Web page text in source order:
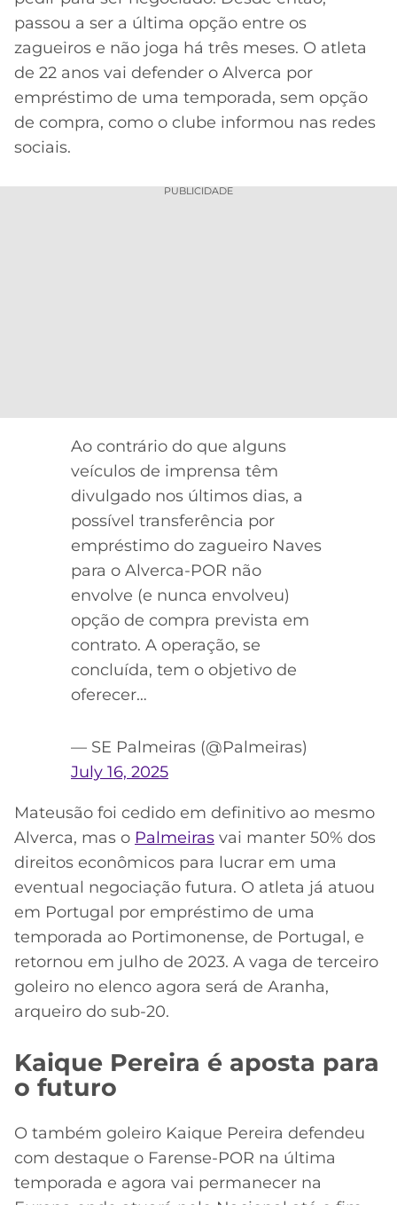
passou a ser a última opção entre os
zagueiros e não joga há três meses. O atleta
de 22 anos vai defender o Alverca por
empréstimo de uma temporada, sem opção
de compra, como o clube informou nas redes
sociais.
PUBLICIDADE
Ao contrário do que alguns
veículos de imprensa têm
divulgado nos últimos dias, a
possível transferência por
empréstimo do zagueiro Naves
para o Alverca-POR não
envolve (e nunca envolveu)
opção de compra prevista em
contrato. A operação, se
concluída, tem o objetivo de
oferecer…
— SE Palmeiras (@Palmeiras)
July 16, 2025
Mateusão foi cedido em definitivo ao mesmo
Alverca, mas o Palmeiras vai manter 50% dos
direitos econômicos para lucrar em uma
eventual negociação futura. O atleta já atuou
em Portugal por empréstimo de uma
temporada ao Portimonense, de Portugal, e
retornou em julho de 2023. A vaga de terceiro
goleiro no elenco agora será de Aranha,
arqueiro do sub-20.
Kaique Pereira é aposta para
o futuro
O também goleiro Kaique Pereira defendeu
com destaque o Farense-POR na última
temporada e agora vai permanecer na